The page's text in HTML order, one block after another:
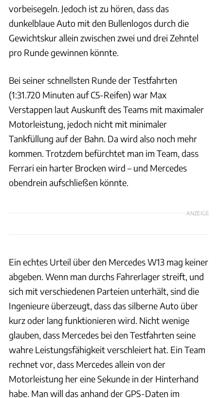
vorbeisegeln. Jedoch ist zu hören, dass das
dunkelblaue Auto mit den Bullenlogos durch die
Gewichtskur allein zwischen zwei und drei Zehntel
pro Runde gewinnen könnte.
Bei seiner schnellsten Runde der Testfahrten
(1:31.720 Minuten auf C5-Reifen) war Max
Verstappen laut Auskunft des Teams mit maximaler
Motorleistung, jedoch nicht mit minimaler
Tankfüllung auf der Bahn. Da wird also noch mehr
kommen. Trotzdem befürchtet man im Team, dass
Ferrari ein harter Brocken wird – und Mercedes
obendrein aufschließen könnte.
ANZEIGE
Ein echtes Urteil über den Mercedes W13 mag keiner
abgeben. Wenn man durchs Fahrerlager streift, und
sich mit verschiedenen Parteien unterhält, sind die
Ingenieure überzeugt, dass das silberne Auto über
kurz oder lang funktionieren wird. Nicht wenige
glauben, dass Mercedes bei den Testfahrten seine
wahre Leistungsfähigkeit verschleiert hat. Ein Team
rechnet vor, dass Mercedes allein von der
Motorleistung her eine Sekunde in der Hinterhand
habe. Man will das anhand der GPS-Daten im